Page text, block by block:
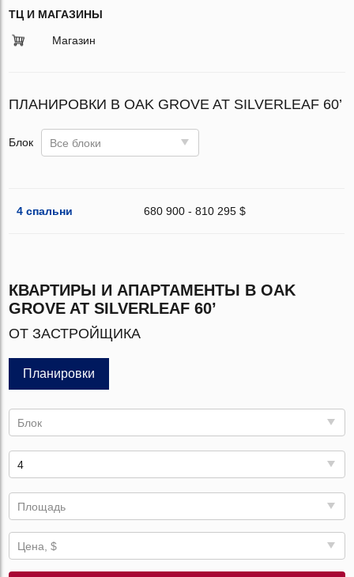
ТЦ И МАГАЗИНЫ
Магазин
ПЛАНИРОВКИ В OAK GROVE AT SILVERLEAF 60’
Блок Все блоки
4 спальни 680 900 - 810 295 $
КВАРТИРЫ И АПАРТАМЕНТЫ В OAK
GROVE AT SILVERLEAF 60’
ОТ ЗАСТРОЙЩИКА
Планировки
Блок
4
Площадь
Цена, $